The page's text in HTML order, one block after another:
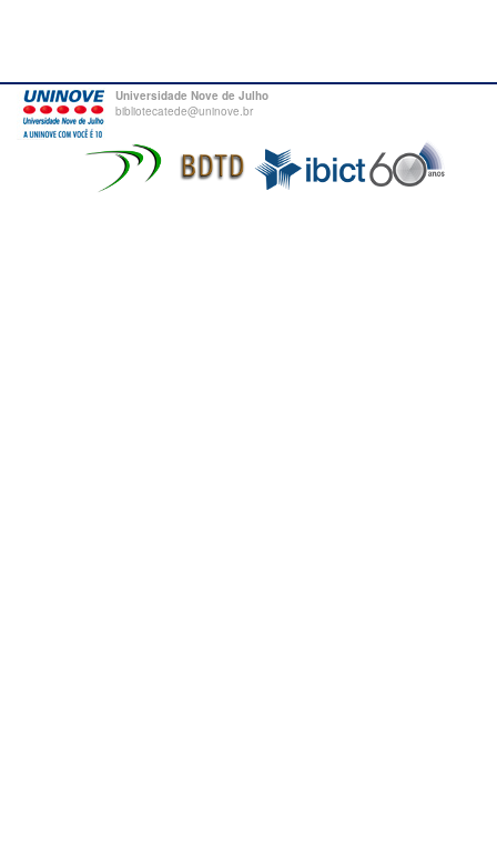
Universidade Nove de Julho
bibliotecatede@uninove.br